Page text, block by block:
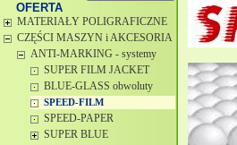
OFERTA
MATERIAŁY POLIGRAFICZNE
CZĘŚCI MASZYN i AKCESORIA
ANTI-MARKING - systemy
SUPER FILM JACKET
BLUE-GLASS obwoluty
SPEED-FILM
SPEED-PAPER
SUPER BLUE